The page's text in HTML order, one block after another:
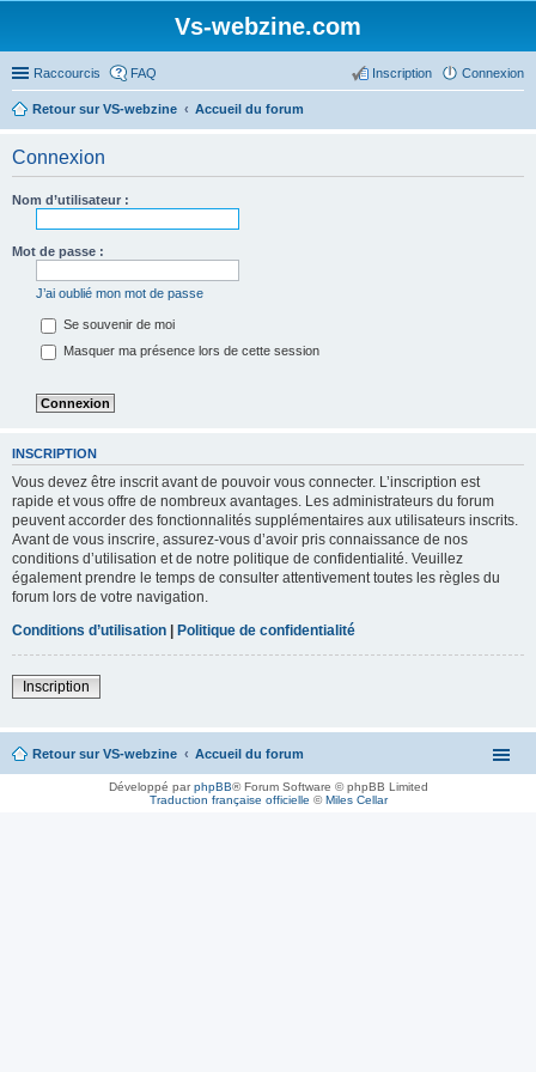
Vs-webzine.com
Raccourcis FAQ Connexion
Inscription
Retour sur VS-webzine Accueil du forum
Connexion
Nom d’utilisateur :
Mot de passe :
J’ai oublié mon mot de passe
Se souvenir de moi
Masquer ma présence lors de cette session
INSCRIPTION
Vous devez être inscrit avant de pouvoir vous connecter. L’inscription est
rapide et vous offre de nombreux avantages. Les administrateurs du forum
peuvent accorder des fonctionnalités supplémentaires aux utilisateurs inscrits.
Avant de vous inscrire, assurez-vous d’avoir pris connaissance de nos
conditions d’utilisation et de notre politique de confidentialité. Veuillez
également prendre le temps de consulter attentivement toutes les règles du
forum lors de votre navigation.
Conditions d’utilisation | Politique de confidentialité
Inscription
Retour sur VS-webzine Accueil du forum
Développé parphpBB® Forum Software © phpBB Limited
Traduction française officielle ©Miles Cellar